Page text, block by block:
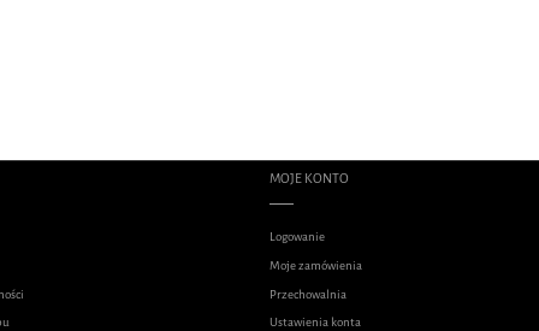
MOJE KONTO
Logowanie
Moje zamówienia
Przechowalnia
Ustawienia konta